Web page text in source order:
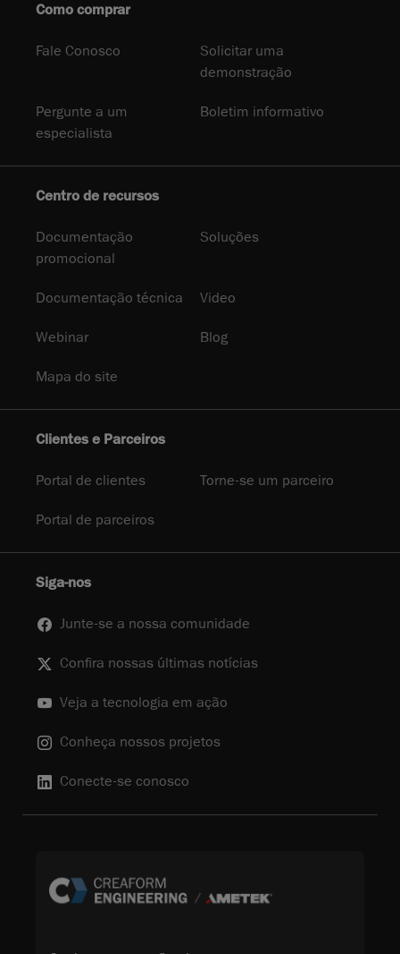
Como comprar
Fale Conosco
Solicitar uma
demonstração
Pergunte a um
especialista
Boletim informativo
Centro de recursos
Documentação
promocional
Soluções
Documentação técnica Video
Webinar Blog
Mapa do site
Clientes e Parceiros
Portal de clientes Torne-se um parceiro
Portal de parceiros
Siga-nos
Junte-se a nossa comunidade
Confira nossas últimas notícias
Veja a tecnologia em ação
Conheça nossos projetos
Conecte-se conosco